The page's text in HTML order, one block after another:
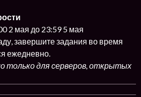
2 мая до 23:59 5 мая
завершите задания во время
ежедневно.
только для серверов, открытых